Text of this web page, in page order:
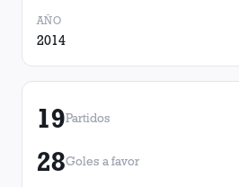
AÑO
2014
19Partidos
28Goles a favor